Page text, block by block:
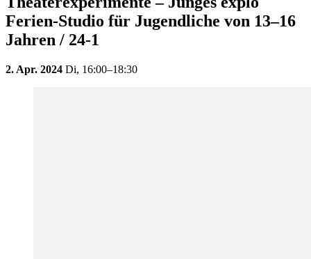
Ferien-Studio für Jugendliche von 13–16
Jahren / 24-1
2. Apr. 2024 Di, 16:00–18:30